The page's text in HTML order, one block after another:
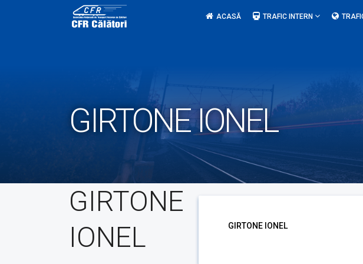
ACASĂ TRAFIC INTERN
GIRTONE IONEL
GIRTONE
IONEL
GIRTONE IONEL